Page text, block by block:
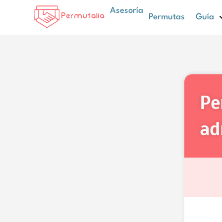
Asesoría
Permutas Guía
permuta de auxiliar